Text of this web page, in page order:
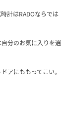
計はRADOならでは
分のお気に入りを選
アにももってこい。